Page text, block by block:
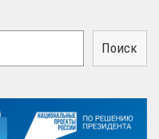
Поиск